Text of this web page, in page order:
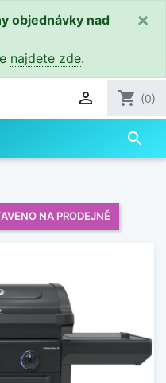
objednávky nad
najdete zde.
×
 shopping_cart (0)
search
NA PRODEJNĚ